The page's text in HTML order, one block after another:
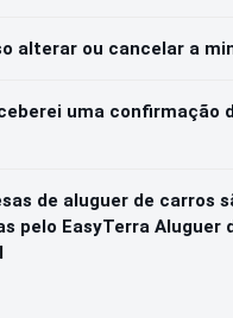
alterar ou cancelar a
uma confirmação
de aluguer de carros
pelo EasyTerra Aluguer